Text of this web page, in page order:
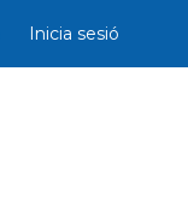
Inicia sesió